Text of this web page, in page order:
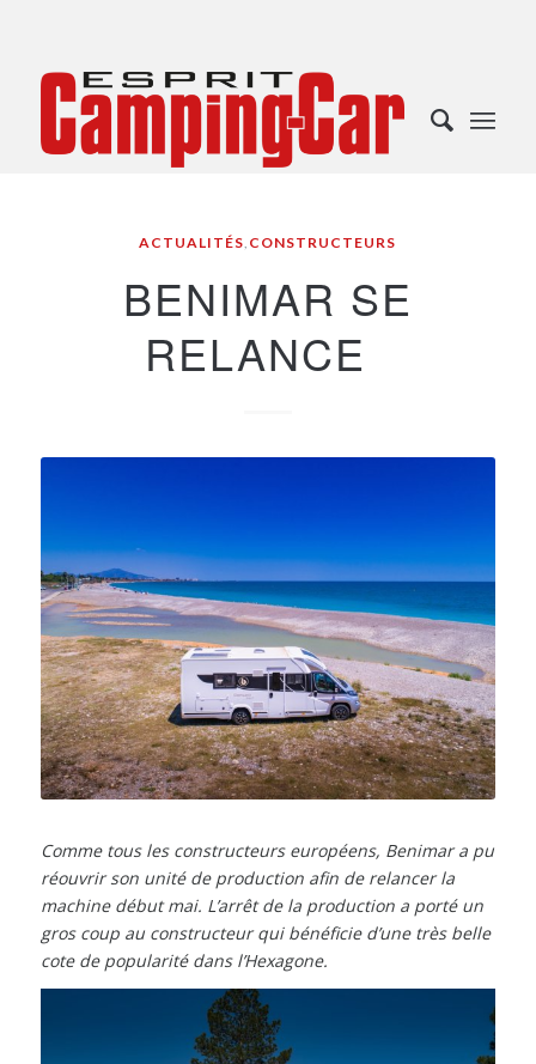
ACTUALITÉS, CONSTRUCTEURS
BENIMAR SE
RELANCE
Comme tous les constructeurs européens, Benimar a pu
réouvrir son unité de production afin de relancer la
machine début mai. L’arrêt de la production a porté un
gros coup au constructeur qui bénéficie d’une très belle
cote de popularité dans l’Hexagone.